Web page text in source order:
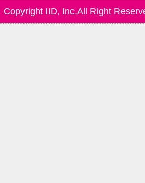
Copyright IID, Inc.All Right